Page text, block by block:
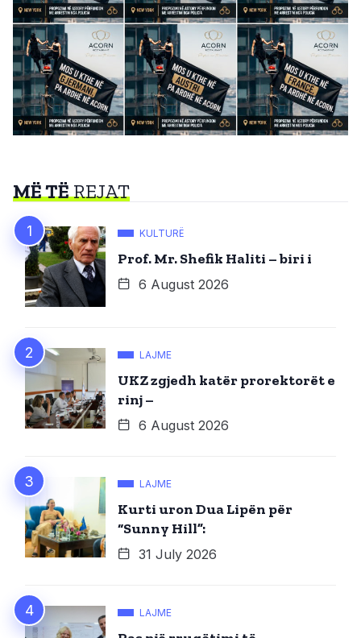
MË TËREJAT
KULTURË
Prof. Mr. Shefik Haliti – biri i
6 August 2026
LAJME
UKZ zgjedh katër prorektorët e
rinj –
6 August 2026
LAJME
Kurti uron Dua Lipën për
“Sunny Hill”:
31 July 2026
LAJME